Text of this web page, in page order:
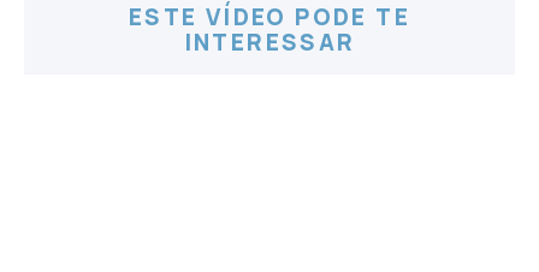
ESTE VÍDEO PODE TE
INTERESSAR